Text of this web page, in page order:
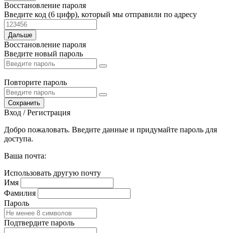
Восстановление пароля
Введите код (6 цифр), который мы отправили по адресу
Дальше
Восстановление пароля
Введите новый пароль
Повторите пароль
Сохранить
Вход / Регистрация
Добро пожаловать. Введите данные и придумайте пароль для
доступа.
Ваша почта:
Использовать другую почту
Имя
Фамилия
Пароль
Подтвердите пароль